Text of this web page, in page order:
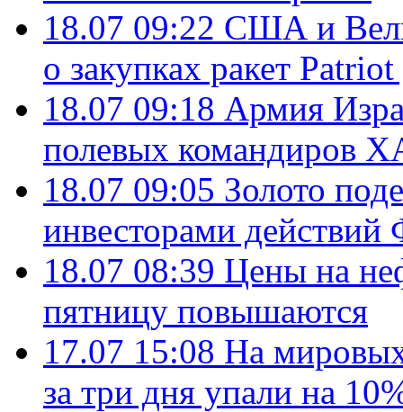
18.07 09:22 США и
о закупках ракет
18.07 09:18 Армия
полевых командиров
18.07 09:05 Золото
инвесторами
18.07 08:39 Цены на
пятницу повышаются
17.07 15:08 На
за три дня упали на